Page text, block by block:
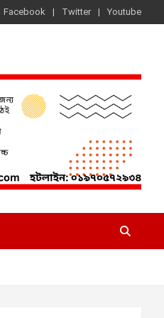
Facebook Twitter Youtube